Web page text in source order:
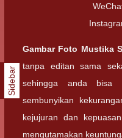
Gambar Foto Mustika
tanpa editan sama
sehingga anda
sembunyikan
kejujuran dan
mengutamakan
Sidebar